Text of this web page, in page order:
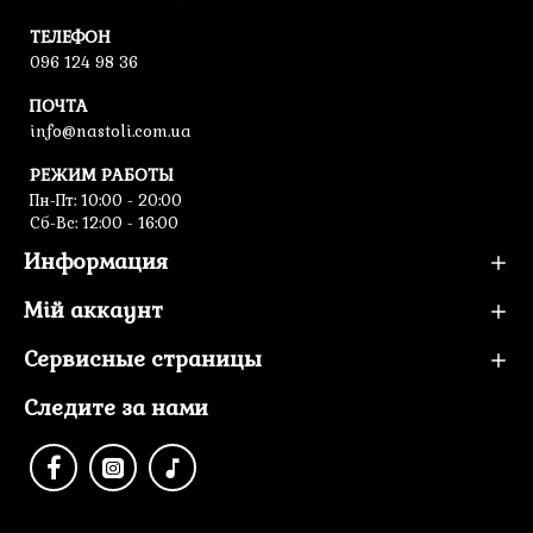
Игроки получают победные очки:
за жетоны экспонатов в своих галереях;
за выполненные поручения;
1 очко за 5 билетов и/или монет.
Побеждает игрок с наибольшим количеством очков.
ТЕЛЕФОН
096 124 98 36
ПОЧТА
info@nastoli.com.ua
РЕЖИМ РАБОТЫ
Пн-Пт: 10:00 - 20:00
Сб-Вс: 12:00 - 16:00
Информация
Мій аккаунт
Сервисные страницы
Следите за нами